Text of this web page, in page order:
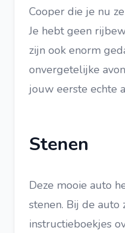
Cooper die je nu
Je hebt geen
zijn ook enorm
onvergetelijke
jouw eerste echte
Stenen
Deze mooie auto
stenen. Bij de auto
instructieboekjes